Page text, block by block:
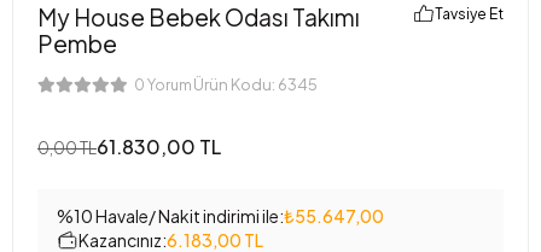
My House Bebek Odası Takımı
Pembe
0 Yorum Ürün Kodu: 6345
Tavsiye Et
0,00 TL61.830,00 TL
%10 Havale/ Nakit indirimi ile:₺55.647,00
Kazancınız:6.183,00 TL